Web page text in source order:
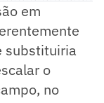
em
substituiria
o
no